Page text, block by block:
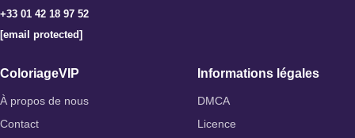
+33 01 42 18 97 52
[email protected]
ColoriageVIP
À propos de nous
Contact
Informations légales
DMCA
Licence